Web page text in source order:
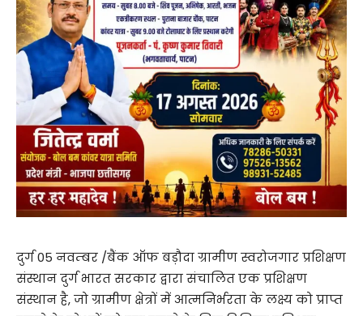
दुर्ग 05 नवम्बर /बैंक ऑफ बड़ौदा ग्रामीण स्वरोजगार प्रशिक्षण
संस्थान दुर्ग भारत सरकार द्वारा संचालित एक प्रशिक्षण
संस्थान है, जो ग्रामीण क्षेत्रों में आत्मनिर्भरता के लक्ष्य को प्राप्त